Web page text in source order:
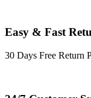
Easy & Fast
30 Days Free Return